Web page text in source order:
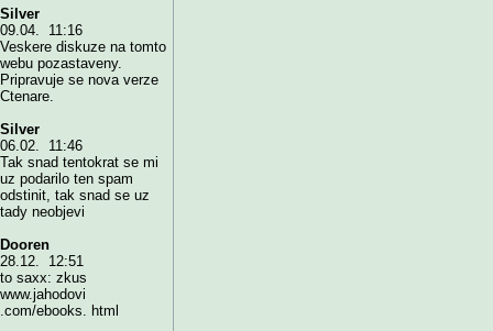
Silver
09.04. 11:16
Veskere diskuze na tomto
webu pozastaveny.
Pripravuje se nova verze
Ctenare.
Silver
06.02. 11:46
Tak snad tentokrat se mi
uz podarilo ten spam
odstinit, tak snad se uz
tady neobjevi
Dooren
28.12. 12:51
to saxx: zkus
www.jahodovi
.com/ebooks. html